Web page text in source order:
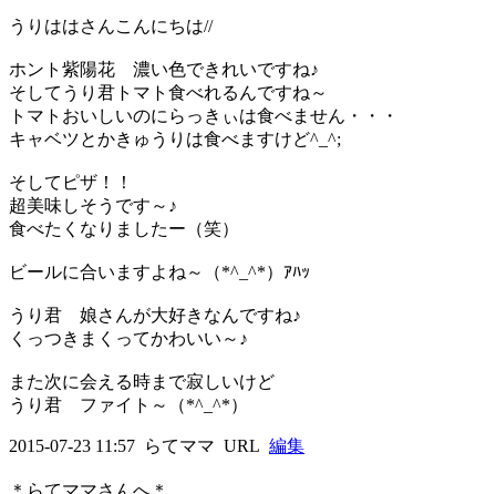
うりははさんこんにちは//
ホント紫陽花 濃い色できれいですね♪
そしてうり君トマト食べれるんですね～
トマトおいしいのにらっきぃは食べません・・・
キャベツとかきゅうりは食べますけど^_^;
そしてピザ！！
超美味しそうです～♪
食べたくなりましたー（笑）
ビールに合いますよね～（*^_^*）ｱﾊｯ
うり君 娘さんが大好きなんですね♪
くっつきまくってかわいい～♪
また次に会える時まで寂しいけど
うり君 ファイト～（*^_^*）
2015-07-23 11:57 らてママ URL 編集
＊らてママさんへ＊